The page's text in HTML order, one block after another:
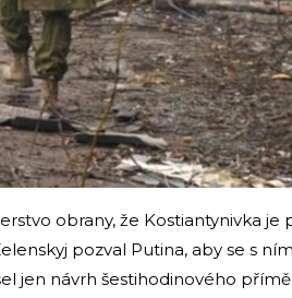
obrany, že Kostiantynivka je
pozval Putina, aby se s
jen návrh šestihodinového